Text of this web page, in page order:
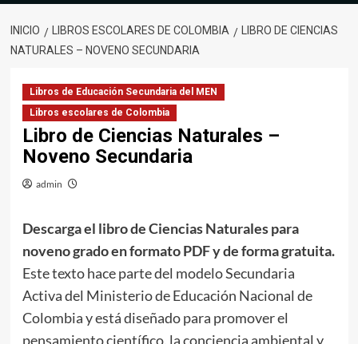
INICIO LIBROS ESCOLARES DE COLOMBIA
LIBRO DE CIENCIAS
NATURALES – NOVENO SECUNDARIA
Libros de Educación Secundaria del MEN
Libros escolares de Colombia
Libro de Ciencias Naturales –
Noveno Secundaria
admin
Descarga el libro de Ciencias Naturales para
noveno grado en formato PDF y de forma gratuita.
Este texto hace parte del modelo Secundaria
Activa del Ministerio de Educación Nacional de
Colombia y está diseñado para promover el
pensamiento científico, la conciencia ambiental y